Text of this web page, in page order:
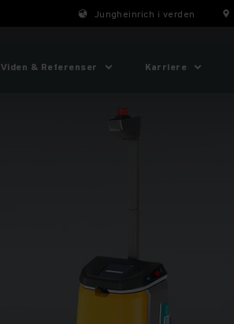
Jungheinrich i verden
Viden & Referenser Karriere